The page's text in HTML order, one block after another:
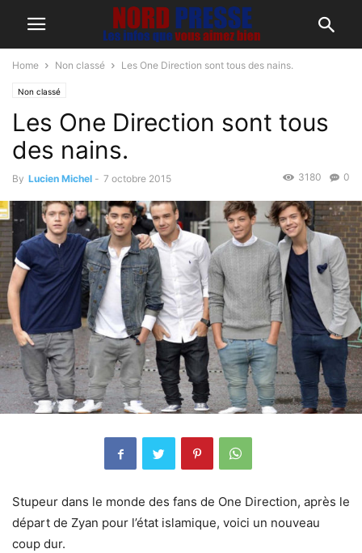
Home Non classé Les One Direction sont tous des nains.
Non classé
Les One Direction sont tous
des nains.
By Lucien Michel - 7 octobre 2015 0
3180
Stupeur dans le monde des fans de One Direction, après le
départ de Zyan pour l’état islamique, voici un nouveau
coup dur.